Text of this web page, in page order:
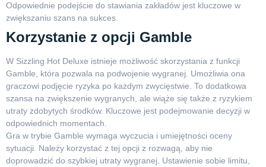
Odpowiednie podejście do stawiania zakładów jest kluczowe w
zwiększaniu szans na sukces.
Korzystanie z opcji Gamble
W Sizzling Hot Deluxe istnieje możliwość skorzystania z funkcji
Gamble, która pozwala na podwojenie wygranej. Umożliwia ona
graczowi podjęcie ryzyka po każdym zwycięstwie. To dodatkowa
szansa na zwiększenie wygranych, ale wiąże się także z ryzykiem
utraty zdobytych środków. Kluczowe jest podejmowanie decyzji w
odpowiednich momentach.
Gra w trybie Gamble wymaga wyczucia i umiejętności oceny
sytuacji. Należy korzystać z tej opcji z rozwagą, aby nie
doprowadzić do szybkiej utraty wygranej. Ustawienie sobie limitu,